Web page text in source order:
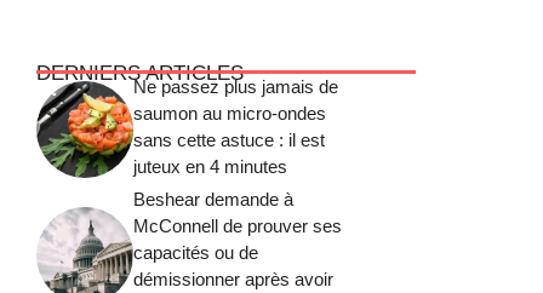
DERNIERS ARTICLES
Ne passez plus jamais de
saumon au micro-ondes
sans cette astuce : il est
juteux en 4 minutes
Beshear demande à
McConnell de prouver ses
capacités ou de
démissionner après avoir